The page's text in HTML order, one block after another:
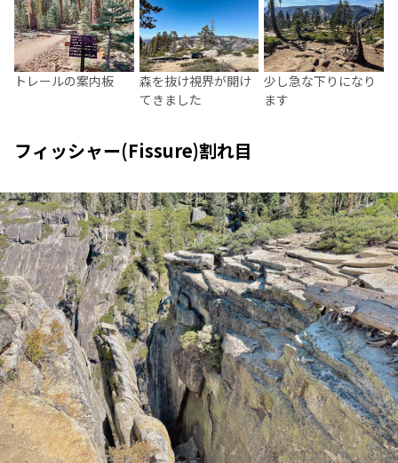
トレールの案内板
森を抜け視界が開け
てきました
少し急な下りになり
ます
フィッシャー(Fissure)割れ目